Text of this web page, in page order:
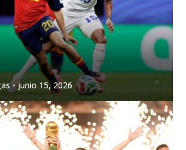
-junio 15, 2026